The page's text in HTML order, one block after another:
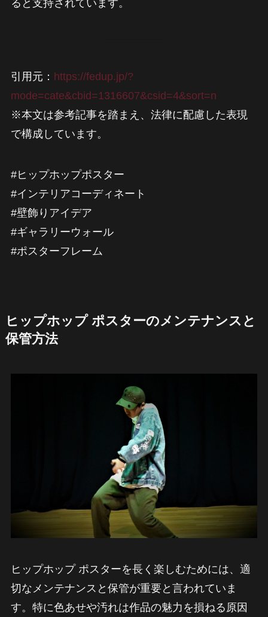
ると支持されています。
引用元： https://fedup.jp/?
mode=cate&cbid=1316607&csid=4&sort=n
※本文は参考記事を踏まえ、法律に配慮した表現
で構成しています。
#ヒップホップポスター
#インテリアコーディネート
#壁飾りアイデア
#ギャラリーウォール
#ポスターフレーム
ヒップホップ ポスターのメンテナンスと
保管方法
ヒップホップ ポスターを長く楽しむためには、適
切なメンテナンスと保管が重要と言われていま
す。特に色あせや汚れは作品の魅力を損ねる原因